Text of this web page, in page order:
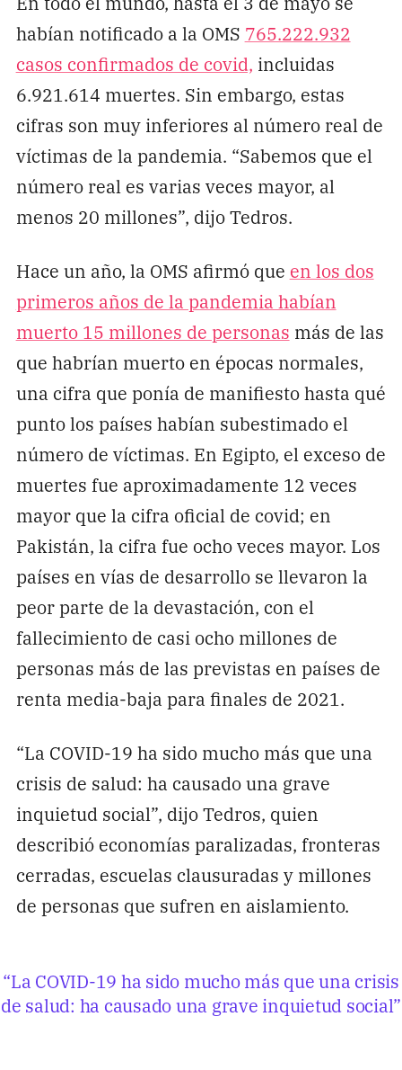
habían notificado a la OMS 765.222.932
casos confirmados de covid, incluidas
6.921.614 muertes. Sin embargo, estas
cifras son muy inferiores al número real de
víctimas de la pandemia. “Sabemos que el
número real es varias veces mayor, al
menos 20 millones”, dijo Tedros.
Hace un año, la OMS afirmó que en los dos
primeros años de la pandemia habían
muerto 15 millones de personas más de las
que habrían muerto en épocas normales,
una cifra que ponía de manifiesto hasta qué
punto los países habían subestimado el
número de víctimas. En Egipto, el exceso de
muertes fue aproximadamente 12 veces
mayor que la cifra oficial de covid; en
Pakistán, la cifra fue ocho veces mayor. Los
países en vías de desarrollo se llevaron la
peor parte de la devastación, con el
fallecimiento de casi ocho millones de
personas más de las previstas en países de
renta media-baja para finales de 2021.
“La COVID-19 ha sido mucho más que una
crisis de salud: ha causado una grave
inquietud social”, dijo Tedros, quien
describió economías paralizadas, fronteras
cerradas, escuelas clausuradas y millones
de personas que sufren en aislamiento.
“La COVID-19 ha sido mucho más que una crisis
de salud: ha causado una grave inquietud social”